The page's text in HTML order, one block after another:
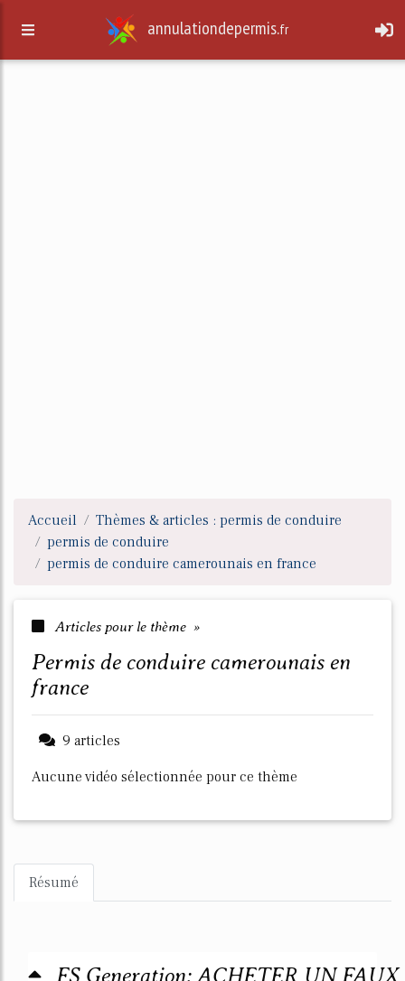
annulationdepermis.fr
Accueil
Thèmes & articles : permis de conduire
permis de conduire
permis de conduire camerounais en france
Articles pour le thème »
permis de conduire camerounais en
france
9 articles
Aucune vidéo sélectionnée pour ce thème
Résumé
FS Generation: ACHETER UN FAUX